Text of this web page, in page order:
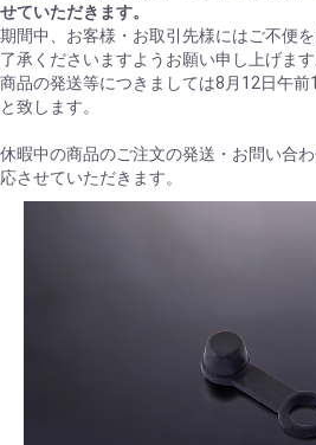
せていただきます。
期間中、お客様・お取引先様にはご不便
了承くださいますようお願い申し上げます
商品の発送等につきましては8月12日午
と致します。
休暇中の商品のご注文の発送・お問い合
応させていただきます。